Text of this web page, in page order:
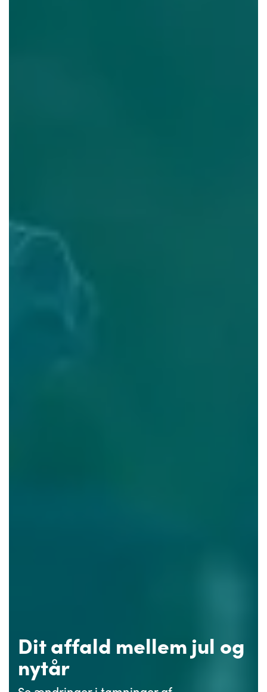
Dit affald mellem jul og
nytår